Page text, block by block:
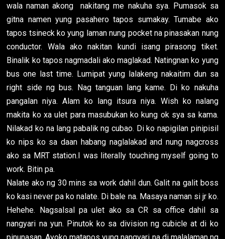
wala naman akong nakitang me nakuha sya. Pumasok sa
gitna namen yung pasahero tapos sumakay. Tumabe ako
tapos tsineck ko yung laman nung pocket na pinasakan nung
conductor. Wala ako nakitan kundi isang pirasong tiket.
Binalik ko tapos nagmadali ako maglakad. Natingnan ko yung
bus one last time. Lumipat yung lalakeng nakaitim dun sa
right side ng bus. Nag tanguan lang kame. Di ko nakuha
pangalan niya. Alam ko lang itsura niya. Wish ko nalang
makita ko xa ulet para masubukan ko kung ok sya sa kama.
Nilakad ko na lang pabalik ng cubao. Di ko napigilan pinipisil
ko nips ko sa daan habang naglalakad and nung nagcross
ako sa MRT station.I was literally touching myself going to
work. Bitin pa.
Nalate ako ng 30 mins sa work dahil dun. Galit na galit boss
ko kasi never pa ko nalate. Di bale na. Masaya naman si jr ko.
Hehehe. Nagsalsal pa ulet ako sa CR sa office dahil sa
nangyari na yun. Pinutok ko sa division ng cubicle at di ko
pinunasan. Ayoko matapos yung nangyari na di malalaman ng